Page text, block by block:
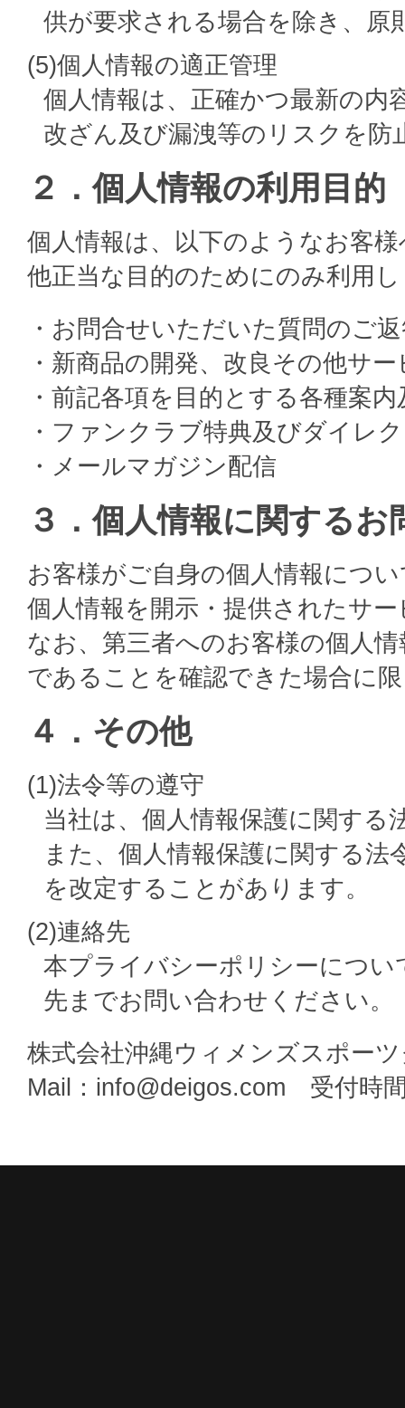
供が要求される場合を除き、原
(5)個人情報の適正管理
個人情報は、正確かつ最新の内
改ざん及び漏洩等のリスクを
２．個人情報の利用目的
個人情報は、以下のようなお客
他正当な目的のためにのみ利用
・お問合せいただいた質問のご
・新商品の開発、改良その他サ
・前記各項を目的とする各種案
・ファンクラブ特典及びダイレ
・メールマガジン配信
３．個人情報に関する
お客様がご自身の個人情報につ
個人情報を開示・提供されたサ
なお、第三者へのお客様の個人
であることを確認できた場合に
４．その他
(1)法令等の遵守
当社は、個人情報保護に関する
また、個人情報保護に関する
を改定することがあります。
(2)連絡先
本プライバシーポリシーにつ
先までお問い合わせください。
株式会社沖縄ウィメンズスポー
Mail：info@deigos.com 受付時